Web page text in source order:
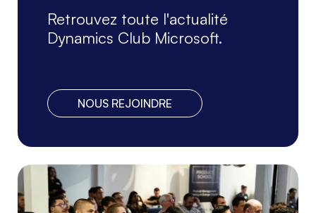
Retrouvez toute l'actualité
Dynamics Club Microsoft.
NOUS REJOINDRE